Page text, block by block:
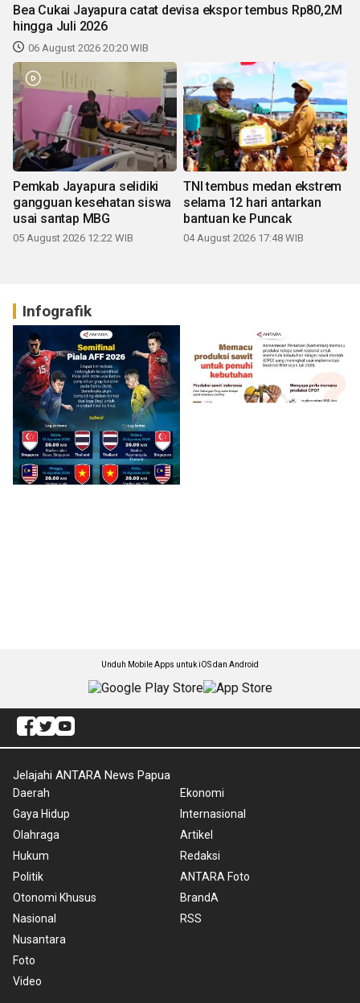
Bea Cukai Jayapura catat devisa ekspor tembus Rp80,2M
hingga Juli 2026
06 August 2026 20:20 WIB
Pemkab Jayapura selidiki
gangguan kesehatan siswa
usai santap MBG
05 August 2026 12:22 WIB
TNI tembus medan ekstrem
selama 12 hari antarkan
bantuan ke Puncak
04 August 2026 17:48 WIB
Infografik
Unduh Mobile Apps untuk iOS dan Android
Jelajahi ANTARA News Papua
Daerah
Gaya Hidup
Olahraga
Hukum
Politik
Otonomi Khusus
Nasional
Nusantara
Foto
Video
Ekonomi
Internasional
Artikel
Redaksi
ANTARA Foto
BrandA
RSS